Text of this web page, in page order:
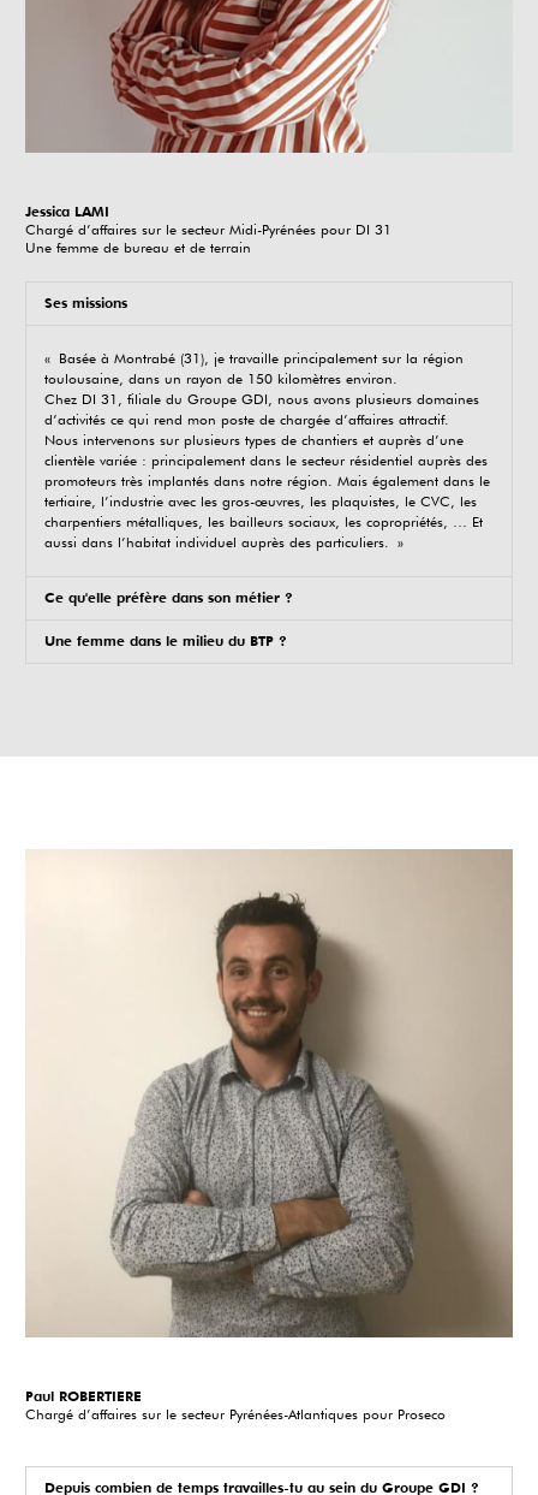
Jessica LAMI
Chargé d’affaires sur le secteur Midi-Pyrénées pour DI 31
Une femme de bureau et de terrain
Ses missions
« Basée à Montrabé (31), je travaille principalement sur la région
toulousaine, dans un rayon de 150 kilomètres environ.
Chez DI 31, filiale du Groupe GDI, nous avons plusieurs domaines
d’activités ce qui rend mon poste de chargée d’affaires attractif.
Nous intervenons sur plusieurs types de chantiers et auprès d’une
clientèle variée : principalement dans le secteur résidentiel auprès des
promoteurs très implantés dans notre région. Mais également dans le
tertiaire, l’industrie avec les gros-œuvres, les plaquistes, le CVC, les
charpentiers métalliques, les bailleurs sociaux, les copropriétés, … Et
aussi dans l’habitat individuel auprès des particuliers. »
Ce qu'elle préfère dans son métier ?
Une femme dans le milieu du BTP ?
Paul ROBERTIERE
Chargé d’affaires sur le secteur Pyrénées-Atlantiques pour Proseco
Depuis combien de temps travailles-tu au sein du Groupe GDI ?